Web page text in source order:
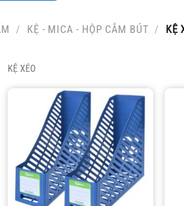
/ KỆ - MICA - HỘP CẮM BÚT / KỆ
KỆ XÉO